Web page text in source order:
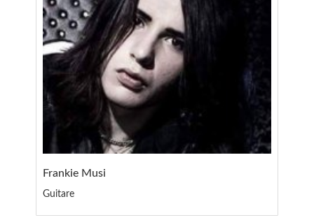
Frankie Musi
Guitare